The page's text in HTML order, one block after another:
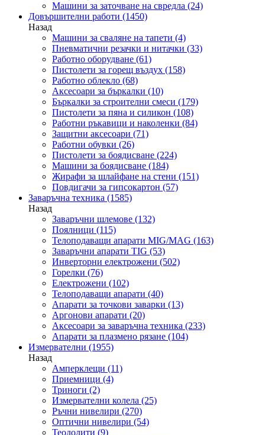
Машини за заточване на свредла (24)
Довършителни работи (1450)
Назад
Машини за сваляне на тапети (4)
Пневматични резачки и нитачки (33)
Работно оборудване (61)
Пистолети за горещ въздух (158)
Работно облекло (68)
Аксесоари за бъркалки (10)
Бъркалки за строителни смеси (179)
Пистолети за пяна и силикон (108)
Работни ръкавици и наколенки (84)
Защитни аксесоари (71)
Работни обувки (26)
Пистолети за боядисване (224)
Машини за боядисване (184)
Жирафи за шлайфане на стени (151)
Повдигачи за гипсокартон (57)
Заваръчна техника (1585)
Назад
Заваръчни шлемове (132)
Поялници (115)
Телоподаващи апарати MIG/MAG (163)
Заваръчни апарати TIG (53)
Инверторни електрожени (502)
Горелки (76)
Електрожени (102)
Телоподаващи апарати (40)
Апарати за точкови заварки (13)
Аргонови апарати (20)
Аксесоари за заваръчна техника (233)
Апарати за плазмено рязане (104)
Измервателни (1955)
Назад
Амперклещи (11)
Приемници (4)
Триноги (2)
Измервателни колела (25)
Ръчни нивелири (270)
Оптични нивелири (54)
Теодолити (9)